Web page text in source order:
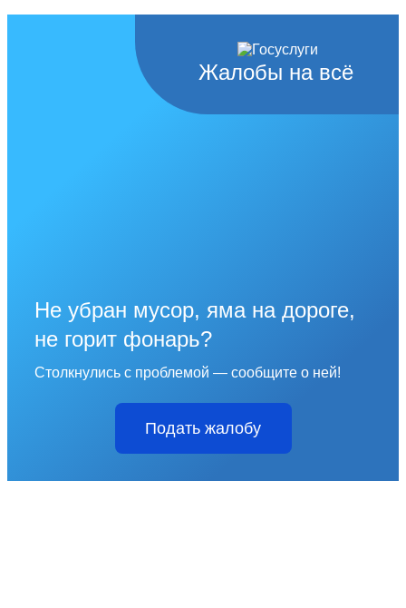
Жалобы на всё
Не убран мусор, яма на дороге,
не горит фонарь?
Столкнулись с проблемой — сообщите о ней!
Подать жалобу